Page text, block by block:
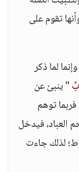
تقوم على
وإنما لما ذكر
"ينبئ عن
فربما توهم
العباد، فيدخل
لذلك جاءت